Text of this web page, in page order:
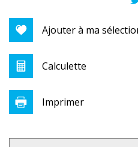
Ajouter à ma
Calculette
Imprimer